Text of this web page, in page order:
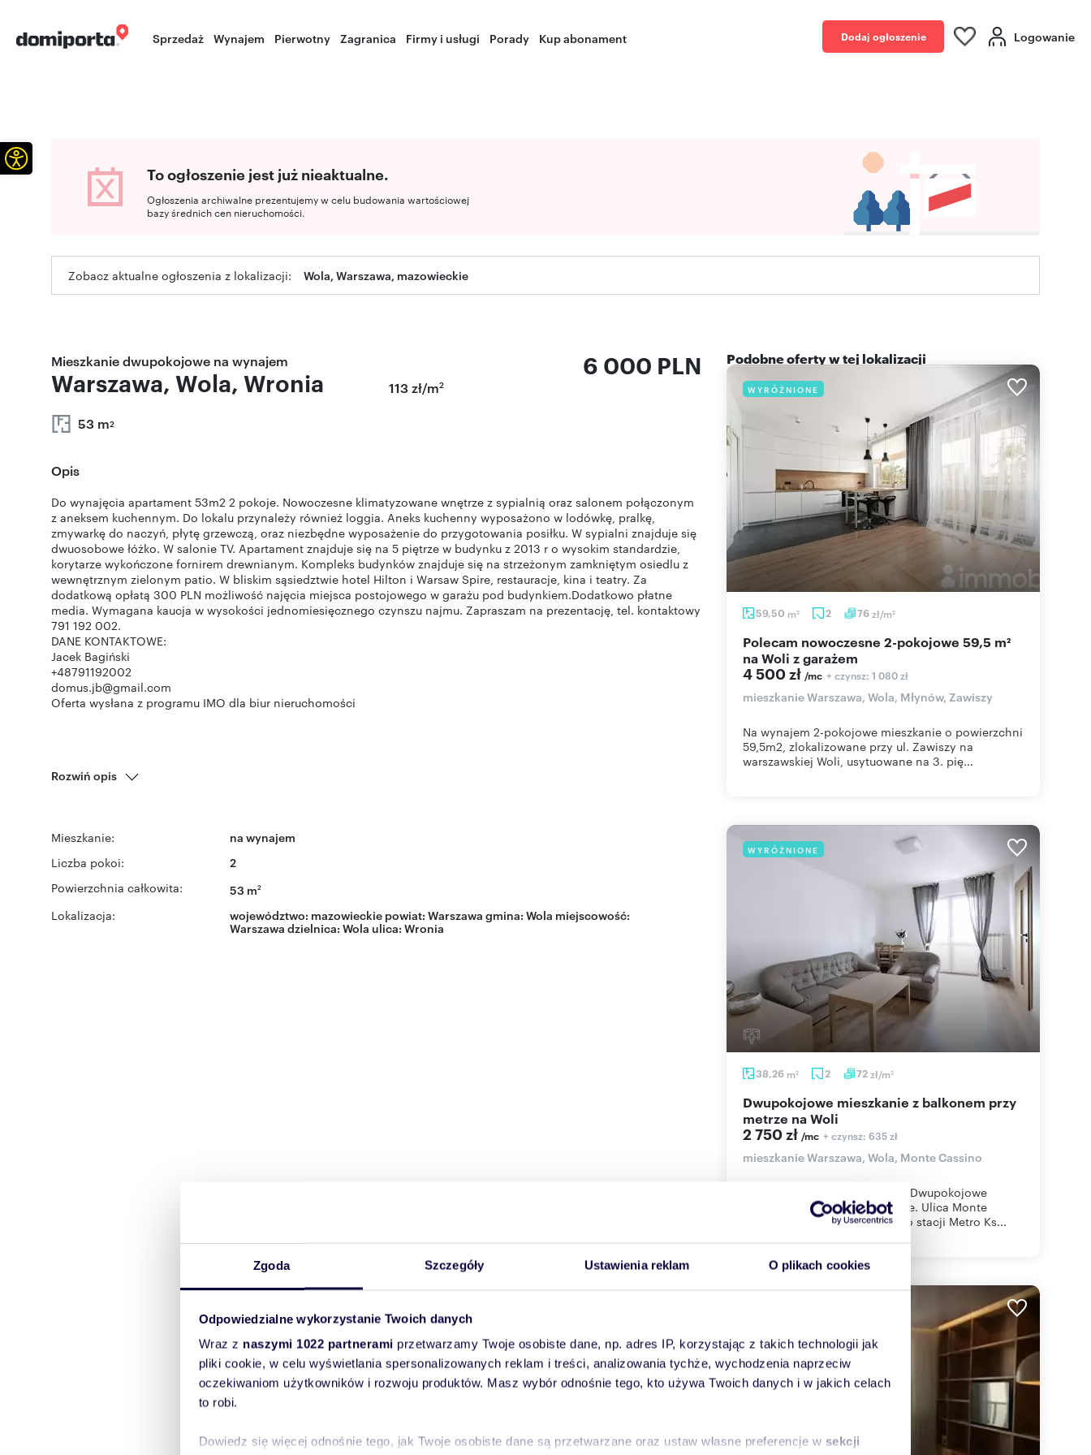
Zgoda Szczegóły Ustawienia reklam O plikach cookies
Odpowiedzialne wykorzystanie Twoich danych
Wraz z naszymi 1022 partnerami przetwarzamy Twoje osobiste dane, np. adres IP, korzystając z takich technologii jak
pliki cookie, w celu wyświetlania spersonalizowanych reklam i treści, analizowania tychże, wychodzenia naprzeciw
oczekiwaniom użytkowników i rozwoju produktów. Masz wybór odnośnie tego, kto używa Twoich danych i w jakich celach
to robi.
Dowiedz się więcej odnośnie tego, jak Twoje osobiste dane są przetwarzane oraz ustaw własne preferencje w sekcji
Sprzedaż Wynajem Pierwotny Zagranica Firmy i usługi Porady Kup abonament Dodaj ogłoszenie Logowanie
To ogłoszenie jest już nieaktualne.
Ogłoszenia archiwalne prezentujemy w celu budowania wartościowej
bazy średnich cen nieruchomości.
Zobacz aktualne ogłoszenia z lokalizacji: Wola, Warszawa, mazowieckie
Mieszkanie dwupokojowe na wynajem
Warszawa, Wola, Wronia
53 m2
6 000 PLN
113 zł/m2
Opis
Do wynajęcia apartament 53m2 2 pokoje. Nowoczesne klimatyzowane wnętrze z sypialnią oraz salonem połączonym
z aneksem kuchennym. Do lokalu przynależy również loggia. Aneks kuchenny wyposażono w lodówkę, pralkę,
zmywarkę do naczyń, płytę grzewczą, oraz niezbędne wyposażenie do przygotowania posiłku. W sypialni znajduje się
dwuosobowe łóżko. W salonie TV. Apartament znajduje się na 5 piętrze w budynku z 2013 r o wysokim standardzie,
korytarze wykończone fornirem drewnianym. Kompleks budynków znajduje się na strzeżonym zamkniętym osiedlu z
wewnętrznym zielonym patio. W bliskim sąsiedztwie hotel Hilton i Warsaw Spire, restauracje, kina i teatry. Za
dodatkową opłatą 300 PLN możliwość najęcia miejsca postojowego w garażu pod budynkiem.Dodatkowo płatne
media. Wymagana kaucja w wysokości jednomiesięcznego czynszu najmu. Zapraszam na prezentację, tel. kontaktowy
791 192 002.
DANE KONTAKTOWE:
Jacek Bagiński
+48791192002
domus.jb@gmail.com
Oferta wysłana z programu IMO dla biur nieruchomości
Rozwiń opis
Mieszkanie: na wynajem
Liczba pokoi: 2
Powierzchnia całkowita: 53 m2
Lokalizacja: województwo: mazowieckie powiat: Warszawa gmina: Wola miejscowość:
Warszawa dzielnica: Wola ulica: Wronia
Podobne oferty w tej lokalizacji
WYRÓŻNIONE
59,50 m2 2 76zł/m2
Polecam nowoczesne 2-pokojowe 59,5 m²
na Woli z garażem
4 500 zł /mc + czynsz: 1 080 zł
mieszkanie Warszawa, Wola, Młynów, Zawiszy
Na wynajem 2-pokojowe mieszkanie o powierzchni
59,5m2, zlokalizowane przy ul. Zawiszy na
warszawskiej Woli, usytuowane na 3. pię...
WYRÓŻNIONE
38,26 m2 2 72zł/m2
Dwupokojowe mieszkanie z balkonem przy
metrze na Woli
2 750 zł /mc + czynsz: 635 zł
mieszkanie Warszawa, Wola, Monte Cassino
Umowa Najmu okazjonalnego!Dwupokojowe
mieszkanie na Woli przy metrze. Ulica Monte
Cassino 3 - 4 minuty pieszo do stacji Metro Ks...
Otwórz pasek narzędzi